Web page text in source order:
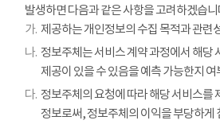
발생하면 다음과 같은 사항을 고려하겠습니
가. 제공하는 개인정보의 수집 목적과 관련
나. 정보주체는 서비스 계약 과정에서 해당
제공이 있을 수 있음을 예측 가능한지 여
다. 정보주체의 요청에 따라 해당 서비스를
정보로써, 정보주체의 이익을 부당하게